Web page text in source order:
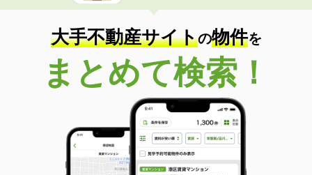
大手不動産サイトの物件を
まとめて検索！